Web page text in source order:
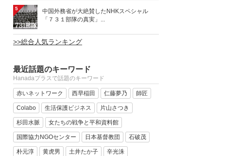
5
中国外務省が大絶賛したNHKスペシャル
「７３１部隊の真実」...
>>総合人気ランキング
最近話題のキーワード
Hanadaプラスで話題のキーワード
赤いネットワーク 西早稲田 仁藤夢乃 師匠
Colabo 生活保護ビジネス 片山さつき
杉田水脈 女たちの戦争と平和資料館
国際協力NGOセンター 日本基督教団 石破茂
朴元淳 黄虎男 土井たか子 辛光洙